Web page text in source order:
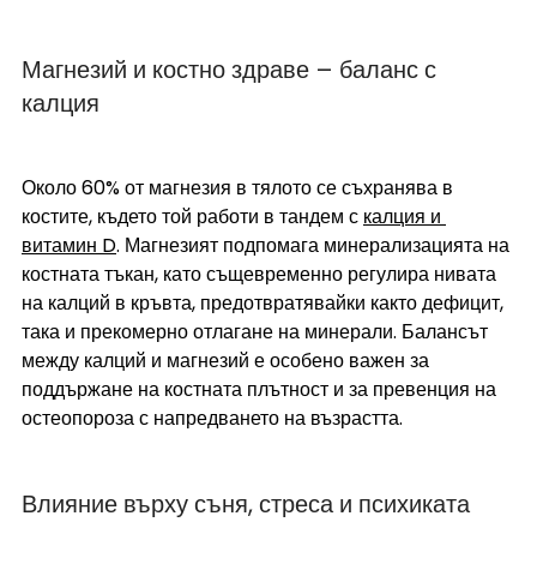
Магнезий и костно здраве – баланс с
калция
Около 60% от магнезия в тялото се съхранява в
костите, където той работи в тандем с калция и
витамин D. Магнезият подпомага минерализацията на
костната тъкан, като същевременно регулира нивата
на калций в кръвта, предотвратявайки както дефицит,
така и прекомерно отлагане на минерали. Балансът
между калций и магнезий е особено важен за
поддържане на костната плътност и за превенция на
остеопороза с напредването на възрастта.
Влияние върху съня, стреса и психиката